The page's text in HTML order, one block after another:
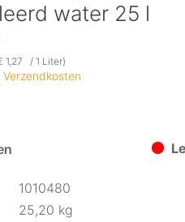
water 25 l
1,27 / 1 Liter)
Verzendkosten
1010480
25,20 kg